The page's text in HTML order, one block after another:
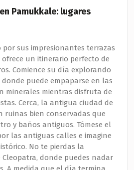
Pamukkale: lugares
por sus impresionantes terrazas
un itinerario perfecto de
Comience su día explorando
donde puede empaparse en las
minerales mientras disfruta de
Cerca, la antigua ciudad de
ruinas bien conservadas que
y baños antiguos. Tómese el
las antiguas calles e imagine
No te pierdas la
donde puedes nadar